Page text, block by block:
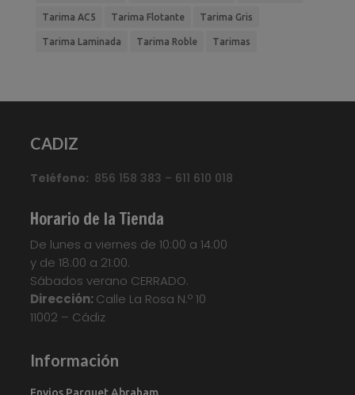
Tarima AC5 Tarima Flotante Tarima Gris
Tarima Laminada Tarima Roble Tarimas
CADIZ
Teléfono: 856 158 383 – 611 610 018
Horario de la Tienda
De lunes a viernes de 10:00 a 14:00
y de 18:00 a 21:00.
Sábados verano CERRADO.
Dirección:Calle La Rosa N.º 10
11002 – Cádiz
Información